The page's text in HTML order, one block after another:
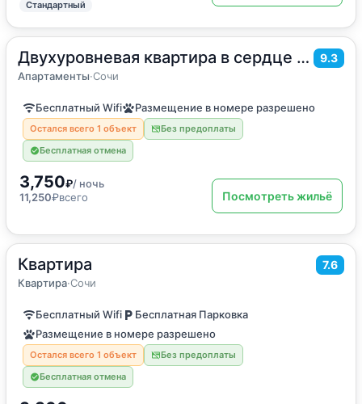
Стандартный
Двухуровневая квартира в сердце Адлера у моря 9.3
Апартаменты·Сочи
40 м 2·2 гостя
Бесплатный Wifi Размещение в номере разрешено
Остался всего 1 объект
Без предоплаты
Бесплатная отмена
3,750₽/ ночь
11,250₽всего Посмотреть жильё
Квартира 7.6
Квартира·Сочи
19м2·2 гостя
Квартира
Бесплатный Wifi
Бесплатная Парковка
Размещение в номере разрешено
Остался всего 1 объект
Без предоплаты
Бесплатная отмена